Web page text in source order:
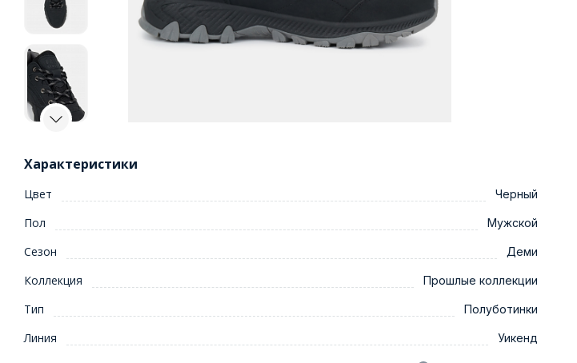
Характеристики
Цвет Черный
Пол Мужской
Сезон Деми
Коллекция Прошлые коллекции
Тип Полуботинки
Линия Уикенд